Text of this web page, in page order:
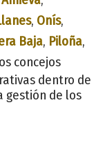
, Onís,
Baja, Piloña,
concejos
dentro de
gestión de los